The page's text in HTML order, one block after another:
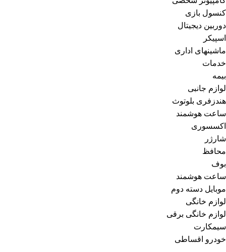
کنسول بازی
دوربین دیجیتال
اسپیکر
ماشینهای اداری
خدمات
بیمه
لوازم جانبی
هندزفری بلوتوث
ساعت هوشمند
اکسسوری
شارژر
محافظ
بوف
ساعت هوشمند
موبایل دسته دوم
لوازم خانگی
لوازم خانگی برقی
سیمکارت
خودرو اقساطی